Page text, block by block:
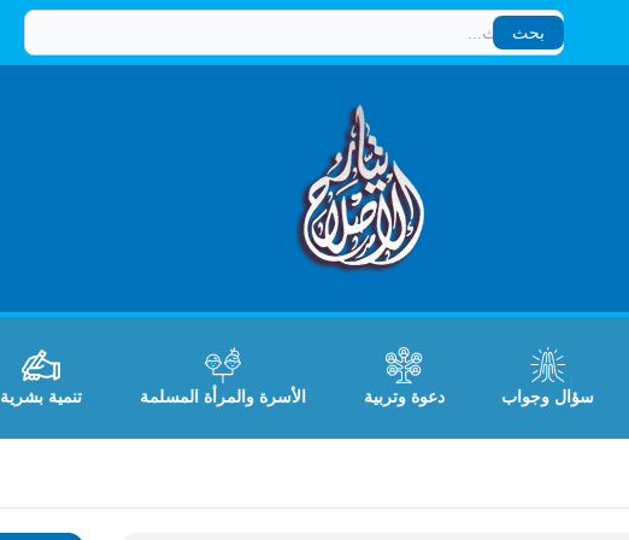
بحث
بحث
سؤال وجواب دعوة وتربية الأسرة والمرأة المسلمة تنمية بشرية